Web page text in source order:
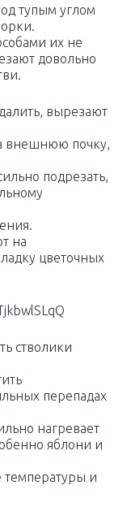
тупым углом
их не
довольно
вырезают
внешнюю почку,
подрезать,
на
цветочных
стволики
перепадах
нагревает
яблони и
температуры и